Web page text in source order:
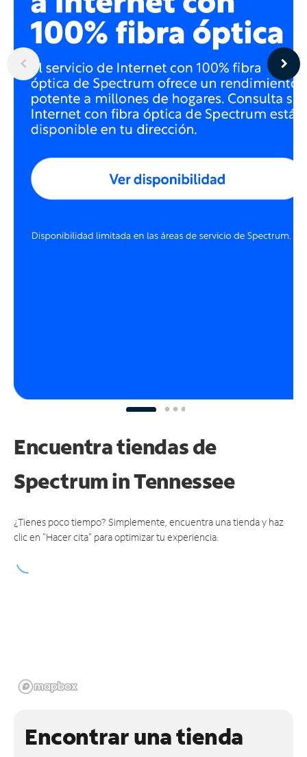
Encuentra tiendas de
Spectrumin Tennessee
¿Tienes poco tiempo? Simplemente, encuentra una tienda y haz
clic en "Hacer cita" para optimizar tu experiencia.
Encontrar una tienda